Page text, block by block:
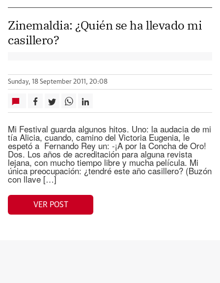
Zinemaldia: ¿Quién se ha llevado mi
casillero?
Sunday, 18 September 2011, 20:08
Mi Festival guarda algunos hitos. Uno: la audacia de mi
tía Alicia, cuando, camino del Victoria Eugenia, le
espetó a Fernando Rey un: -¡A por la Concha de Oro!
Dos. Los años de acreditación para alguna revista
lejana, con mucho tiempo libre y mucha película. Mi
única preocupación: ¿tendré este año casillero? (Buzón
con llave […]
VER POST